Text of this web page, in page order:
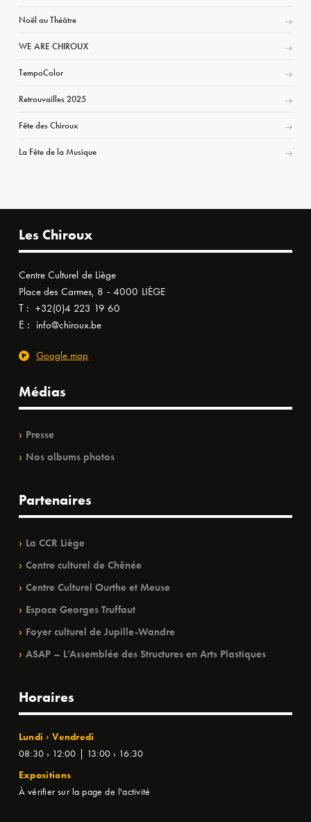
Noël au Théâtre
WE ARE CHIROUX
TempoColor
Retrouvailles 2025
Fête des Chiroux
La Fête de la Musique
Les Chiroux
Centre Culturel de Liège
Place des Carmes, 8 - 4000 LIÈGE
T : +32(0)4 223 19 60
E : info@chiroux.be
Google map
Médias
Presse
Nos albums photos
Partenaires
La CCR Liège
Centre culturel de Chênée
Centre Culturel Ourthe et Meuse
Espace Georges Truffaut
Foyer culturel de Jupille-Wandre
ASAP – L’Assemblée des Structures en Arts Plastiques
Horaires
Lundi › Vendredi
08:30 › 12:00 | 13:00 › 16:30
Expositions
À vérifier sur la page de l'activité